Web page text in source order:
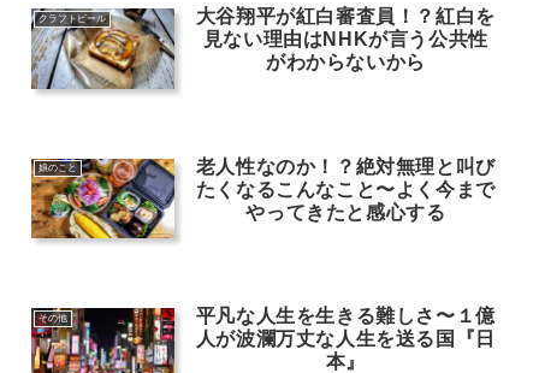
クラフトビール
大谷翔平が紅白審査員！？紅白を
見ない理由はNHKが言う公共性
がわからないから
娘のこと
老人性なのか！？絶対無理と叫び
たくなるこんなこと〜よく今まで
やってきたと感心する
その他
平凡な人生を生きる難しさ〜１億
人が波瀾万丈な人生を送る国『日
本』